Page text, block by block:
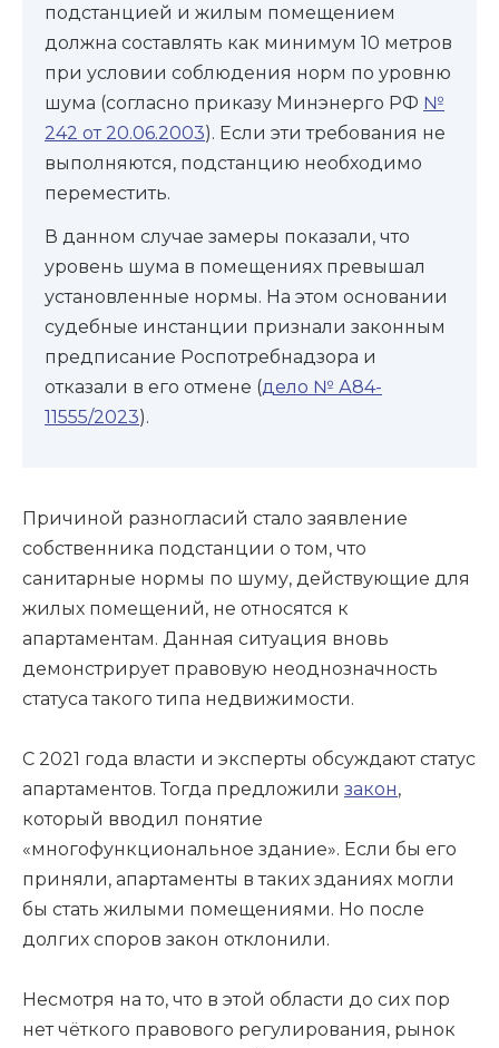
подстанцией и жилым помещением
должна составлять как минимум 10 метров
при условии соблюдения норм по уровню
шума (согласно приказу Минэнерго РФ №
242 от 20.06.2003). Если эти требования не
выполняются, подстанцию необходимо
переместить.
В данном случае замеры показали, что
уровень шума в помещениях превышал
установленные нормы. На этом основании
судебные инстанции признали законным
предписание Роспотребнадзора и
отказали в его отмене (дело № А84-
11555/2023).
Причиной разногласий стало заявление
собственника подстанции о том, что
санитарные нормы по шуму, действующие для
жилых помещений, не относятся к
апартаментам. Данная ситуация вновь
демонстрирует правовую неоднозначность
статуса такого типа недвижимости.
С 2021 года власти и эксперты обсуждают статус
апартаментов. Тогда предложили закон,
который вводил понятие
«многофункциональное здание». Если бы его
приняли, апартаменты в таких зданиях могли
бы стать жилыми помещениями. Но после
долгих споров закон отклонили.
Несмотря на то, что в этой области до сих пор
нет чёткого правового регулирования, рынок